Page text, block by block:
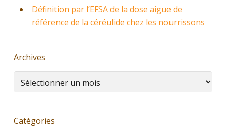
Définition par l’EFSA de la dose aigue de
référence de la céréulide chez les nourrissons
Archives
Archives
Catégories